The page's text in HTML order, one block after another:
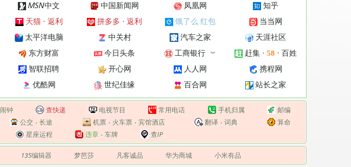
MSN中文 中国新闻网 凤凰网
知乎
天猫· 返利 拼多多 · 返利 饿了么 红包
当当网
太平洋电脑 中关村 汽车之家
天涯社区
东方财富 今日头条 工商银行 ︾ 赶集 · 58 · 百姓
智联招聘 开心网 人人网
携程网
优酷网 世纪佳缘 百合网 站长之家
闹钟 查快递 电视节目 常用电话 手机归属
邮编
公交 ·长途 机票· 火车票· 宾馆酒店 翻译· 词典
算命
星座运程 违章 · 车牌 查IP
135编辑器 梦芭莎 凡客诚品 华为商城 小米有品